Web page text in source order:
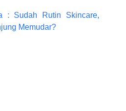
: Sudah Rutin Skincare,
Memudar?